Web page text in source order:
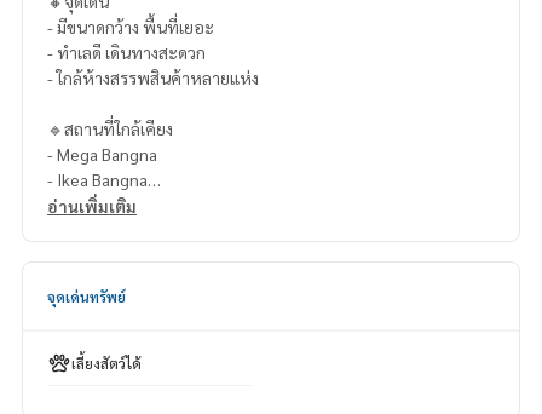
- มีขนาดกว้าง พื้นที่เยอะ
- ทำเลดี เดินทางสะดวก
- ใกล้ห้างสรรพสินค้าหลายแห่ง
🔹สถานที่ใกล้เคียง
- Mega Bangna
- Ikea Bangna
- BigC Srinakarin
- Index
- Prince Suvarnabhumi Hospital
อ่านเพิ่มเติม
จุดเด่นทรัพย์
เลี้ยงสัตว์ได้